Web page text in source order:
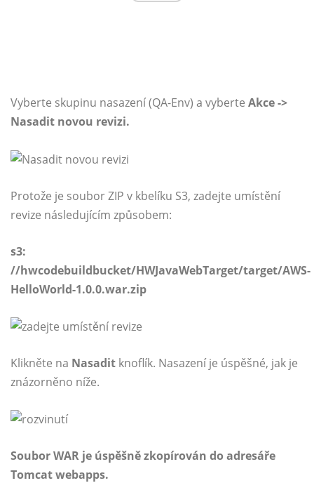
Vyberte skupinu nasazení (QA-Env) a vyberte Akce ->
Nasadit novou revizi.
Protože je soubor ZIP v kbelíku S3, zadejte umístění
revize následujícím způsobem:
s3:
//hwcodebuildbucket/HWJavaWebTarget/target/AWS-
HelloWorld-1.0.0.war.zip
Klikněte na Nasadit knoflík. Nasazení je úspěšné, jak je
znázorněno níže.
Soubor WAR je úspěšně zkopírován do adresáře
Tomcat webapps.